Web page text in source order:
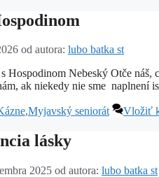
od autora: lubo batka st
Nebeský Otče náš,
ak niekedy nie sme
,Myjavský seniorát Vložiť
lásky
2025 od autora: lubo batka st